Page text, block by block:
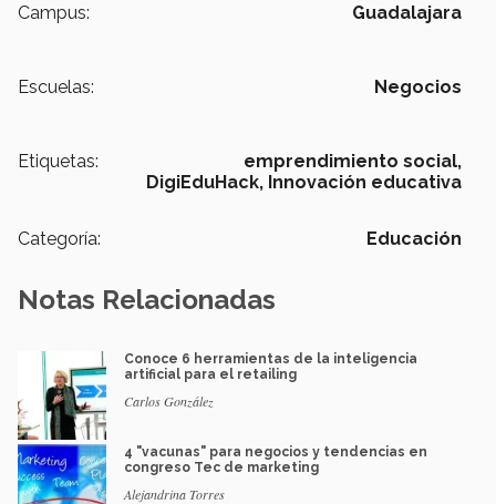
Campus: Guadalajara
Escuelas: Negocios
Etiquetas:
emprendimiento social,
DigiEduHack, Innovación educativa
Categoría: Educación
Notas Relacionadas
Conoce 6 herramientas de la inteligencia
artificial para el retailing
Carlos González
4 "vacunas" para negocios y tendencias en
congreso Tec de marketing
Alejandrina Torres